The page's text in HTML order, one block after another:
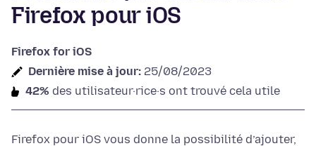
Firefox pour iOS
Firefox for iOS
Dernière mise à jour: 25/08/2023
42% des utilisateur·rice·s ont trouvé cela utile
Firefox pour iOS vous donne la possibilité d’ajouter,